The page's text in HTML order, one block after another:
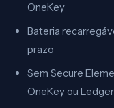
OneKey
Bateria
prazo
Sem Secure
OneKey ou Ledger